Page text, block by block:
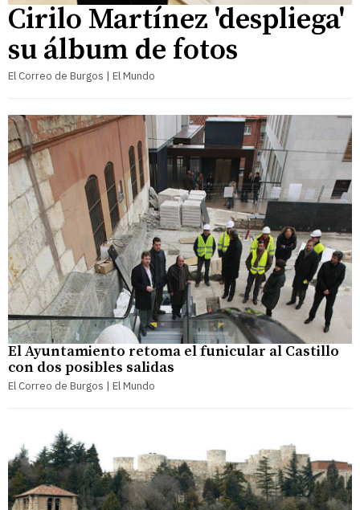
Cirilo Martínez 'despliega'
su álbum de fotos
El Correo de Burgos | El Mundo
El Ayuntamiento retoma el funicular al Castillo
con dos posibles salidas
El Correo de Burgos | El Mundo